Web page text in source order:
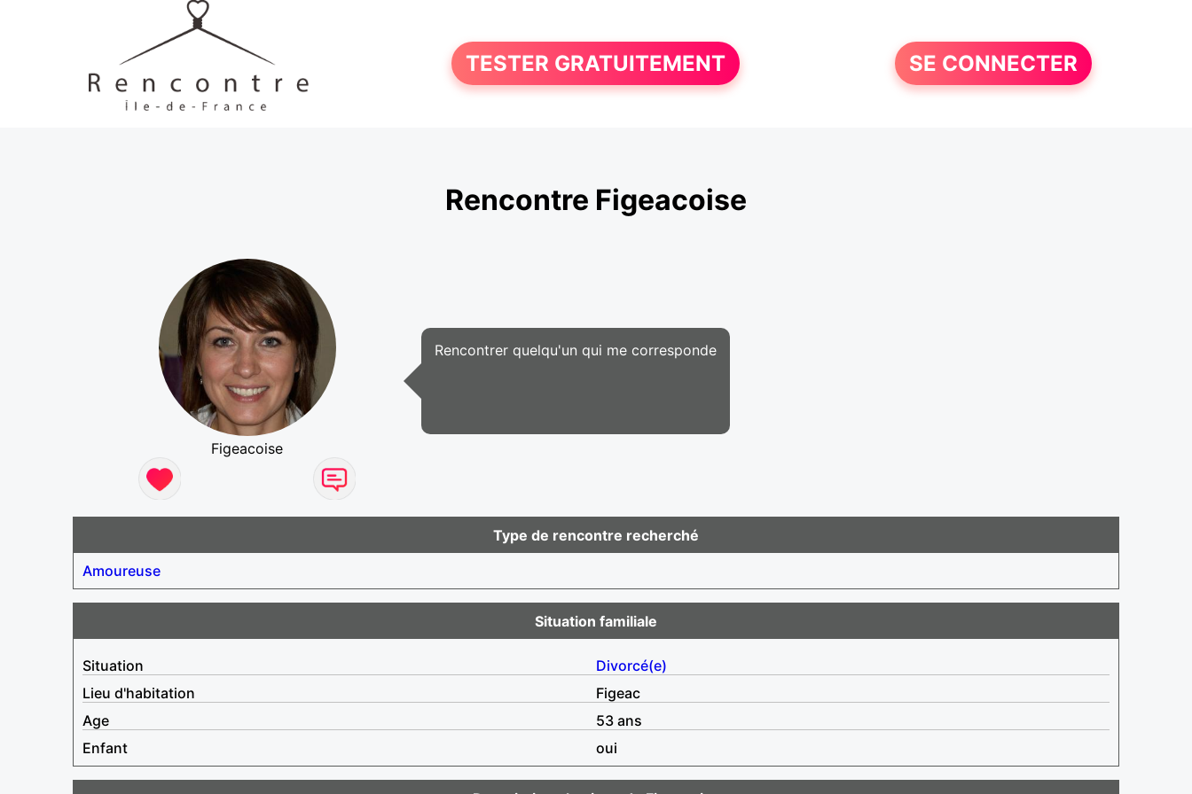
TESTER GRATUITEMENT SE CONNECTER
Rencontre Figeacoise
Figeacoise
Rencontrer quelqu'un qui me corresponde
Type de rencontre recherché
Amoureuse
Situation familiale
Situation
Divorcé(e)
Lieu d'habitation
Figeac
Age
53 ans
Enfant
oui